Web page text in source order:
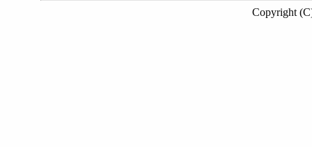
Copyright